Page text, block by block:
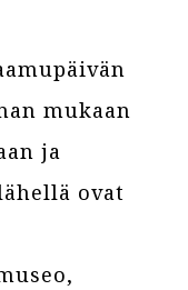
mukaan
ja
ovat